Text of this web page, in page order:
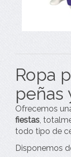
Ropa
peñas
Ofrecemos
fiestas,
todo tipo de
Disponemos